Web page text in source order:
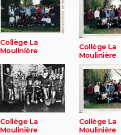
Collège La
Moulinière
Collège La
Moulinière
Collège La
Moulinière
Collège La
Moulinière